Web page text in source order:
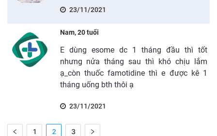
23/11/2021
Nam, 20 tuổi
E dùng esome dc 1 tháng đầu thì tốt
nhưng nửa tháng sau thì khó chịu lắm
ạ_còn thuốc famotidine thì e được kê 1
tháng uống bth thôi ạ
23/11/2021
1 2 3